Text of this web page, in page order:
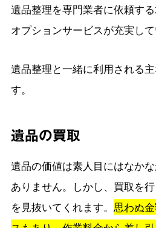
遺品整理を専門業者に依頼する
オプションサービスが充実して
遺品整理と一緒に利用される
す。
遺品の買取
遺品の価値は素人目にはなか
ありません。しかし、買取を
を見抜いてくれます。 思わぬ